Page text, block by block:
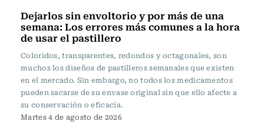
Dejarlos sin envoltorio y por más de una
semana: Los errores más comunes a la hora
de usar el pastillero
Coloridos, transparentes, redondos y octagonales, son
muchos los diseños de pastilleros semanales que existen
en el mercado. Sin embargo, no todos los medicamentos
pueden sacarse de su envase original sin que ello afecte a
su conservación o eficacia.
Martes 4 de agosto de 2026